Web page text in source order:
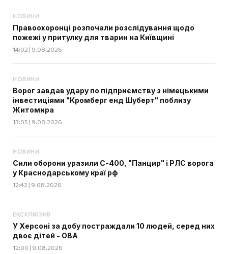
НОВИНИ
Правоохоронці розпочали розслідування щодо
пожежі у притулку для тварин на Київщині
14:02 | 9.08.2026
НОВИНИ
Ворог завдав удару по підприємству з німецькими
інвестиціями "Кромберг енд Шуберт" поблизу
Житомира
13:05 | 9.08.2026
НОВИНИ
Сили оборони уразили С-400, "Панцир" і РЛС ворога
у Краснодарському краї рф
12:42 | 9.08.2026
ЕКСКЛЮЗИВ
У Херсоні за добу постраждали 10 людей, серед них
двоє дітей - ОВА
12:00 | 9.08.2026